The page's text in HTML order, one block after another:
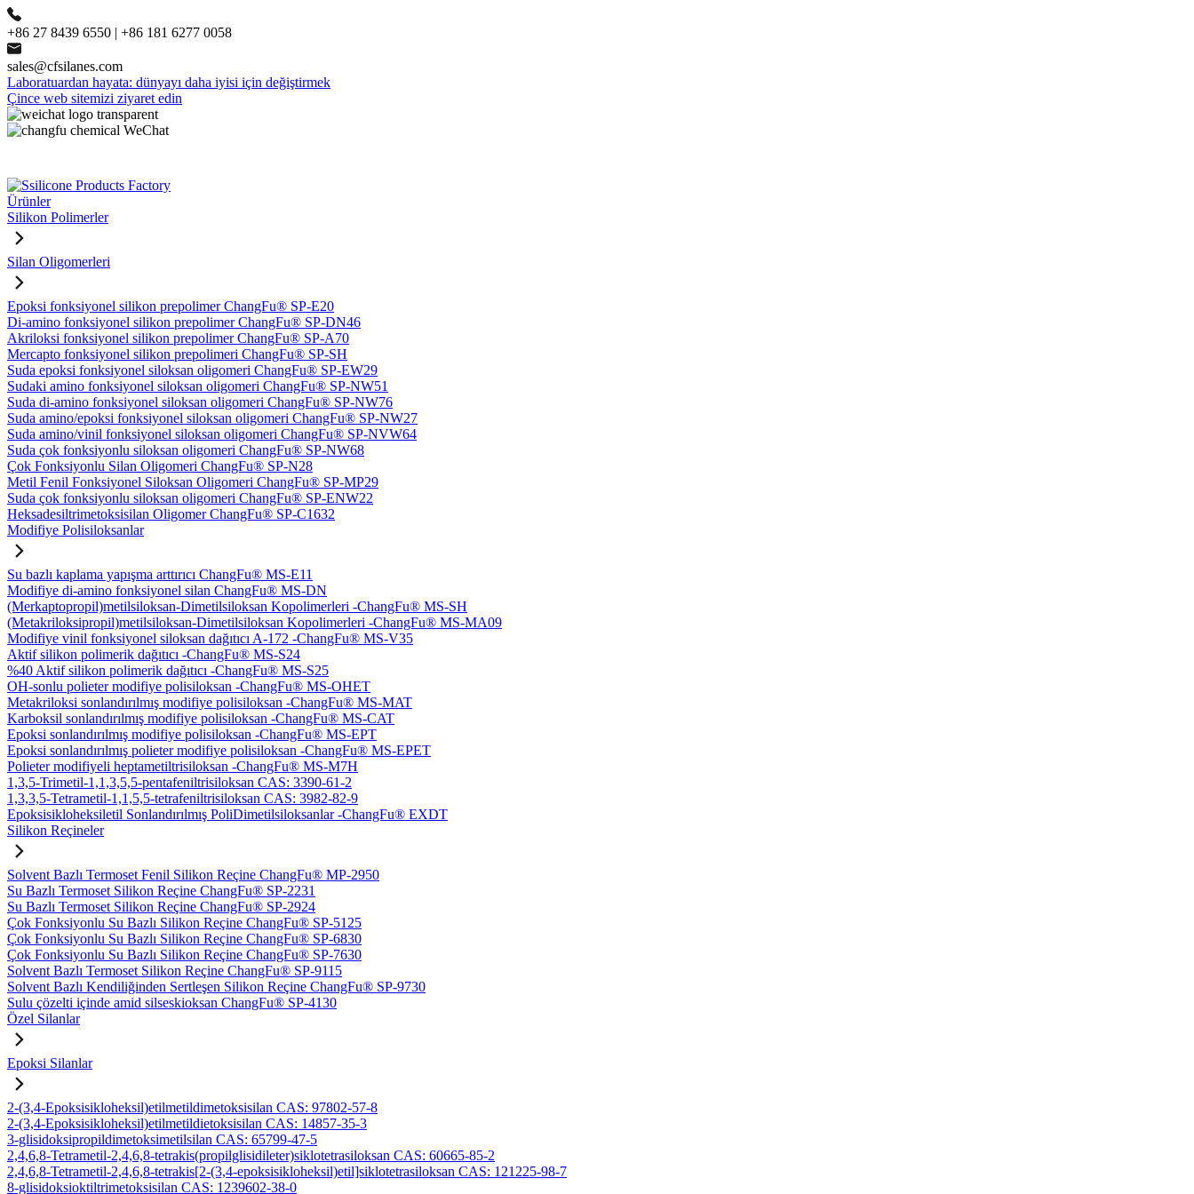
+86 27 8439 6550 | +86 181 6277 0058
sales@cfsilanes.com
Laboratuardan hayata: dünyayı daha iyisi için değiştirmek
Çince web sitemizi ziyaret edin
Ürünler
Silikon Polimerler
Silan Oligomerleri
Epoksi fonksiyonel silikon prepolimer ChangFu® SP-E20
Di-amino fonksiyonel silikon prepolimer ChangFu® SP-DN46
Akriloksi fonksiyonel silikon prepolimer ChangFu® SP-A70
Mercapto fonksiyonel silikon prepolimeri ChangFu® SP-SH
Suda epoksi fonksiyonel siloksan oligomeri ChangFu® SP-EW29
Sudaki amino fonksiyonel siloksan oligomeri ChangFu® SP-NW51
Suda di-amino fonksiyonel siloksan oligomeri ChangFu® SP-NW76
Suda amino/epoksi fonksiyonel siloksan oligomeri ChangFu® SP-NW27
Suda amino/vinil fonksiyonel siloksan oligomeri ChangFu® SP-NVW64
Suda çok fonksiyonlu siloksan oligomeri ChangFu® SP-NW68
Çok Fonksiyonlu Silan Oligomeri ChangFu® SP-N28
Metil Fenil Fonksiyonel Siloksan Oligomeri ChangFu® SP-MP29
Suda çok fonksiyonlu siloksan oligomeri ChangFu® SP-ENW22
Heksadesiltrimetoksisilan Oligomer ChangFu® SP-C1632
Modifiye Polisiloksanlar
Su bazlı kaplama yapışma arttırıcı ChangFu® MS-E11
Modifiye di-amino fonksiyonel silan ChangFu® MS-DN
(Merkaptopropil)metilsiloksan-Dimetilsiloksan Kopolimerleri -ChangFu® MS-SH
(Metakriloksipropil)metilsiloksan-Dimetilsiloksan Kopolimerleri -ChangFu® MS-MA09
Modifiye vinil fonksiyonel siloksan dağıtıcı A-172 -ChangFu® MS-V35
Aktif silikon polimerik dağıtıcı -ChangFu® MS-S24
%40 Aktif silikon polimerik dağıtıcı -ChangFu® MS-S25
OH-sonlu polieter modifiye polisiloksan -ChangFu® MS-OHET
Metakriloksi sonlandırılmış modifiye polisiloksan -ChangFu® MS-MAT
Karboksil sonlandırılmış modifiye polisiloksan -ChangFu® MS-CAT
Epoksi sonlandırılmış modifiye polisiloksan -ChangFu® MS-EPT
Epoksi sonlandırılmış polieter modifiye polisiloksan -ChangFu® MS-EPET
Polieter modifiyeli heptametiltrisiloksan -ChangFu® MS-M7H
1,3,5-Trimetil-1,1,3,5,5-pentafeniltrisiloksan CAS: 3390-61-2
1,3,3,5-Tetrametil-1,1,5,5-tetrafeniltrisiloksan CAS: 3982-82-9
Epoksisikloheksiletil Sonlandırılmış PoliDimetilsiloksanlar -ChangFu® EXDT
Silikon Reçineler
Solvent Bazlı Termoset Fenil Silikon Reçine ChangFu® MP-2950
Su Bazlı Termoset Silikon Reçine ChangFu® SP-2231
Su Bazlı Termoset Silikon Reçine ChangFu® SP-2924
Çok Fonksiyonlu Su Bazlı Silikon Reçine ChangFu® SP-5125
Çok Fonksiyonlu Su Bazlı Silikon Reçine ChangFu® SP-6830
Çok Fonksiyonlu Su Bazlı Silikon Reçine ChangFu® SP-7630
Solvent Bazlı Termoset Silikon Reçine ChangFu® SP-9115
Solvent Bazlı Kendiliğinden Sertleşen Silikon Reçine ChangFu® SP-9730
Sulu çözelti içinde amid silseskioksan ChangFu® SP-4130
Özel Silanlar
Epoksi Silanlar
2-(3,4-Epoksisikloheksil)etilmetildimetoksisilan CAS: 97802-57-8
2-(3,4-Epoksisikloheksil)etilmetildietoksisilan CAS: 14857-35-3
3-glisidoksipropildimetoksimetilsilan CAS: 65799-47-5
2,4,6,8-Tetrametil-2,4,6,8-tetrakis(propilglisidileter)siklotetrasiloksan CAS: 60665-85-2
2,4,6,8-Tetrametil-2,4,6,8-tetrakis[2-(3,4-epoksisikloheksil)etil]siklotetrasiloksan CAS: 121225-98-7
8-glisidoksioktiltrimetoksisilan CAS: 1239602-38-0